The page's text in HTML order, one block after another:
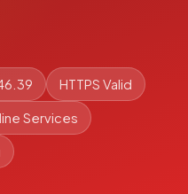
HTTPS Valid
Services